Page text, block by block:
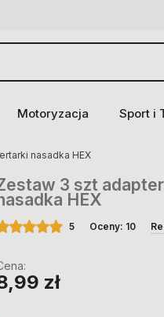
Motoryzacja Sport i
nasadka HEX
3 szt
HEX
5 Oceny: 10
zł